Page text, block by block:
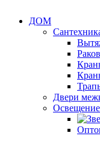
ДОМ
Двери